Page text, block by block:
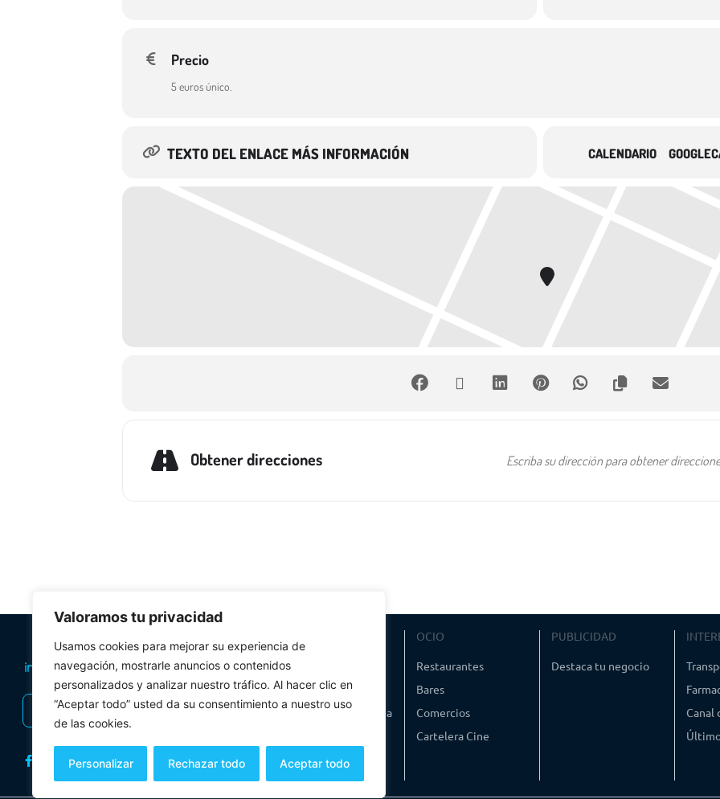
Valoramos tu privacidad
Usamos cookies para mejorar su experiencia de
navegación, mostrarle anuncios o contenidos
personalizados y analizar nuestro tráfico. Al hacer clic en
“Aceptar todo” usted da su consentimiento a nuestro uso
de las cookies.
Personalizar Rechazar todo Aceptar todo
Precio
5 euros único.
TEXTO DEL ENLACE MÁS INFORMACIÓN CALENDARIO
Obtener direcciones
INSCRIBIRSE AL BOLETÍN
Oficinas de turismo
Visitas Guiadas
Folletos y multimedia
OCIO
Restaurantes
Bares
Comercios
Cartelera Cine
PUBLICIDAD
Destaca tu negocio
Canal